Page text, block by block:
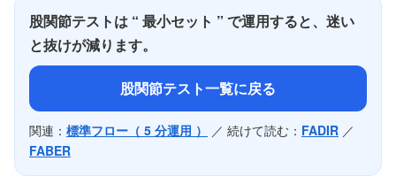
股関節テストは “ 最小セット ” で運用すると、迷い
と抜けが減ります。
股関節テスト一覧に戻る
関連： 標準フロー（ 5 分運用 ） ／ 続けて読む： FADIR ／
FABER